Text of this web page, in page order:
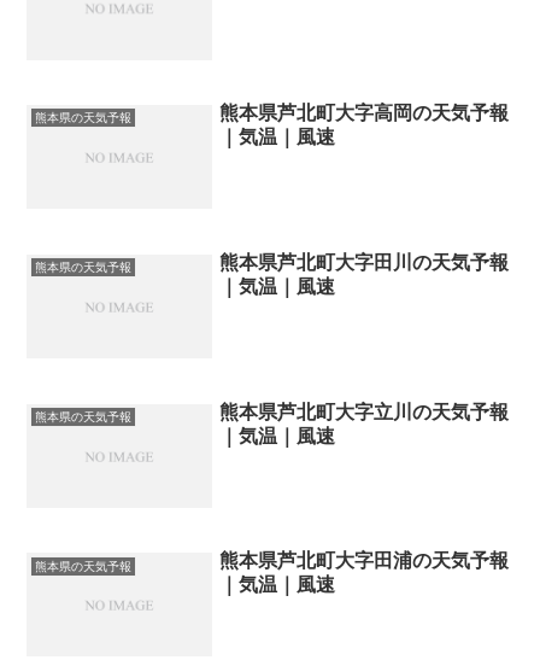
熊本県の天気予報
熊本県芦北町大字高岡の天気予報
｜気温｜風速
熊本県の天気予報
熊本県芦北町大字田川の天気予報
｜気温｜風速
熊本県の天気予報
熊本県芦北町大字立川の天気予報
｜気温｜風速
熊本県の天気予報
熊本県芦北町大字田浦の天気予報
｜気温｜風速